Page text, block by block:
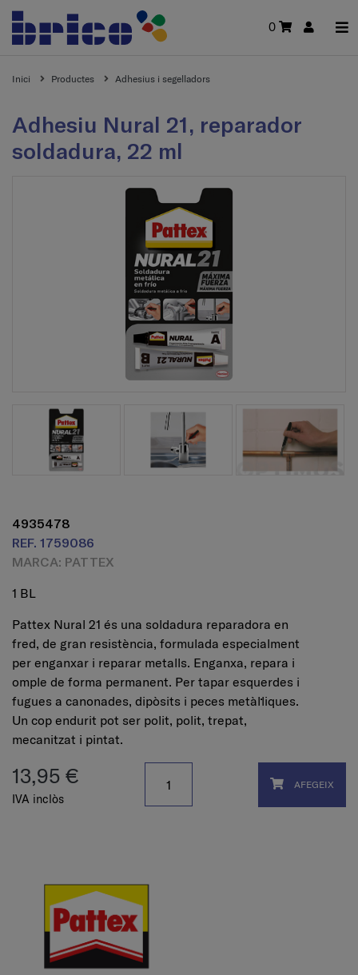
0
Inici Productes Adhesius i segelladors
Adhesiu Nural 21, reparador
soldadura, 22 ml
4935478
REF. 1759086
MARCA: PATTEX
1 BL
Pattex Nural 21 és una soldadura reparadora en
fred, de gran resistència, formulada especialment
per enganxar i reparar metalls. Enganxa, repara i
omple de forma permanent. Per tapar esquerdes i
fugues a canonades, dipòsits i peces metàl·liques.
Un cop endurit pot ser polit, polit, trepat,
mecanitzat i pintat.
13,95 €
IVA inclòs
AFEGEIX